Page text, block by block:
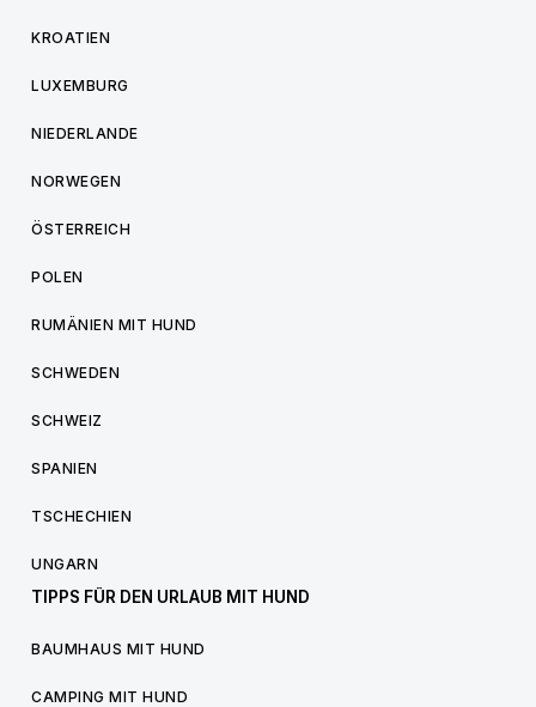
KROATIEN
LUXEMBURG
NIEDERLANDE
NORWEGEN
ÖSTERREICH
POLEN
RUMÄNIEN MIT HUND
SCHWEDEN
SCHWEIZ
SPANIEN
TSCHECHIEN
UNGARN
TIPPS FÜR DEN URLAUB MIT HUND
BAUMHAUS MIT HUND
CAMPING MIT HUND